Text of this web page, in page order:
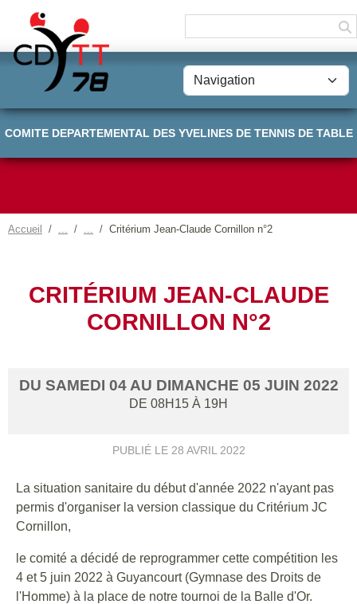
COMITE DEPARTEMENTAL DES YVELINES DE TENNIS DE TABLE
Accueil Critérium Jean-Claude Cornillon n°2
CRITÉRIUM JEAN-CLAUDE
CORNILLON N°2
DU SAMEDI 04AU DIMANCHE 05 JUIN 2022
DE 08H15 À 19H
PUBLIÉ LE 28 AVRIL 2022
La situation sanitaire du début d'année 2022 n'ayant pas
permis d'organiser la version classique du Critérium JC
Cornillon,
le comité a décidé de reprogrammer cette compétition les
4 et 5 juin 2022 à Guyancourt (Gymnase des Droits de
l'Homme) à la place de notre tournoi de la Balle d'Or.
Panneau de gestion des cookies